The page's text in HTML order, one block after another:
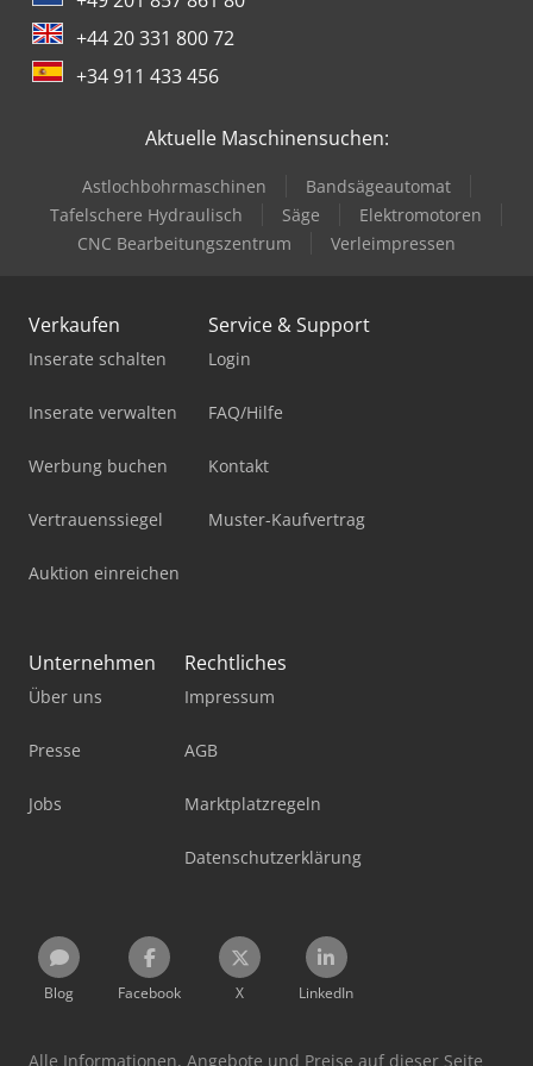
+44 20 331 800 72
+34 911 433 456
Aktuelle Maschinensuchen:
Astlochbohrmaschinen
Bandsägeautomat
Tafelschere Hydraulisch
Säge
Elektromotoren
CNC Bearbeitungszentrum
Verleimpressen
Verkaufen
Inserate schalten
Inserate verwalten
Werbung buchen
Vertrauenssiegel
Auktion einreichen
Service & Support
Login
FAQ/Hilfe
Kontakt
Muster-Kaufvertrag
Unternehmen
Über uns
Presse
Jobs
Rechtliches
Impressum
AGB
Marktplatzregeln
Datenschutzerklärung
Blog Facebook X LinkedIn
Alle Informationen, Angebote und Preise auf dieser Seite